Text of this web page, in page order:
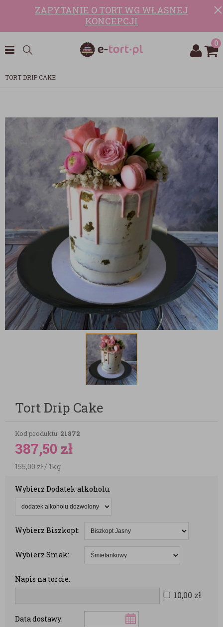
ZAPYTANIE O TORT WG WŁASNEJ
KONCEPCJI
0
TORT DRIP CAKE
Tort Drip Cake
Kod produktu: 21872
387,50 zł
155,00 zł/ 1kg
Wybierz Dodatek alkoholu:
Wybierz Biszkopt:
Wybierz Smak:
Napis na torcie:
10,00 zł
Data dostawy: